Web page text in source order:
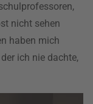
nicht sehen
haben mich
ich nie dachte,